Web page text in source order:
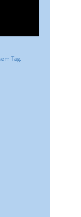
Tag.